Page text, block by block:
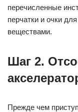
перечисленные
перчатки и очки
веществами.
Шаг 2.
Прежде чем